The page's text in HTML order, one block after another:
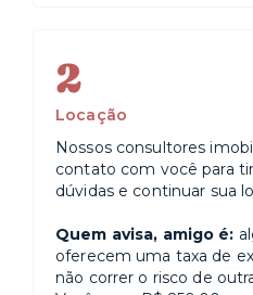
2
Locação
Nossos consultores
contato com você para
dúvidas e continuar sua
Quem avisa, amigo é:
oferecem uma taxa de
não correr o risco de